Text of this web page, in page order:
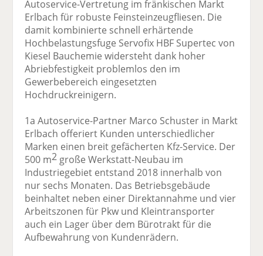
Autoservice-Vertretung im fränkischen Markt
Erlbach für robuste Feinsteinzeugfliesen. Die
damit kombinierte schnell erhärtende
Hochbelastungsfuge Servofix HBF Supertec von
Kiesel Bauchemie widersteht dank hoher
Abriebfestigkeit problemlos den im
Gewerbebereich eingesetzten
Hochdruckreinigern.
1a Autoservice-Partner Marco Schuster in Markt
Erlbach offeriert Kunden unterschiedlicher
Marken einen breit gefächerten Kfz-Service. Der
500 m2 große Werkstatt-Neubau im
Industriegebiet entstand 2018 innerhalb von
nur sechs Monaten. Das Betriebsgebäude
beinhaltet neben einer Direktannahme und vier
Arbeitszonen für Pkw und Kleintransporter
auch ein Lager über dem Bürotrakt für die
Aufbewahrung von Kundenrädern.